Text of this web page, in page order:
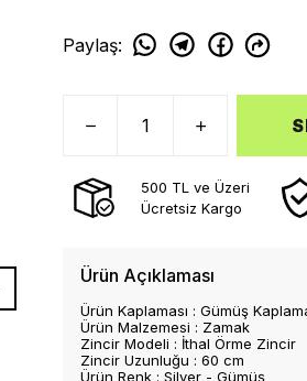
Paylaş:
500 TL ve Üzeri
Ücretsiz Kargo
Ürün Açıklaması
Ürün Kaplaması : Gümüş
Ürün Malzemesi : Zamak
Zincir Modeli : İthal Örme Zincir
Zincir Uzunluğu : 60 cm
Ürün Renk : Silver - Gümüş